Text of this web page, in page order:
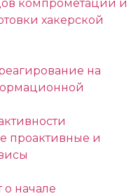
компрометации и
хакерской
на
проактивные и
о начале